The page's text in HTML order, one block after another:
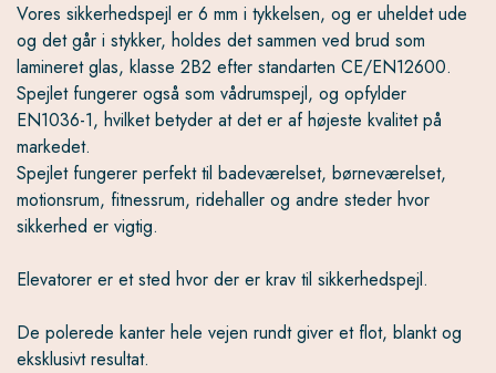
Vores sikkerhedspejl er 6 mm i tykkelsen, og er uheldet ude
og det går i stykker, holdes det sammen ved brud som
lamineret glas, klasse 2B2 efter standarten CE/EN12600.
Spejlet fungerer også som vådrumspejl, og opfylder
EN1036-1, hvilket betyder at det er af højeste kvalitet på
markedet.
Spejlet fungerer perfekt til badeværelset, børneværelset,
motionsrum, fitnessrum, ridehaller og andre steder hvor
sikkerhed er vigtig.
Elevatorer er et sted hvor der er krav til sikkerhedspejl.
De polerede kanter hele vejen rundt giver et flot, blankt og
eksklusivt resultat.